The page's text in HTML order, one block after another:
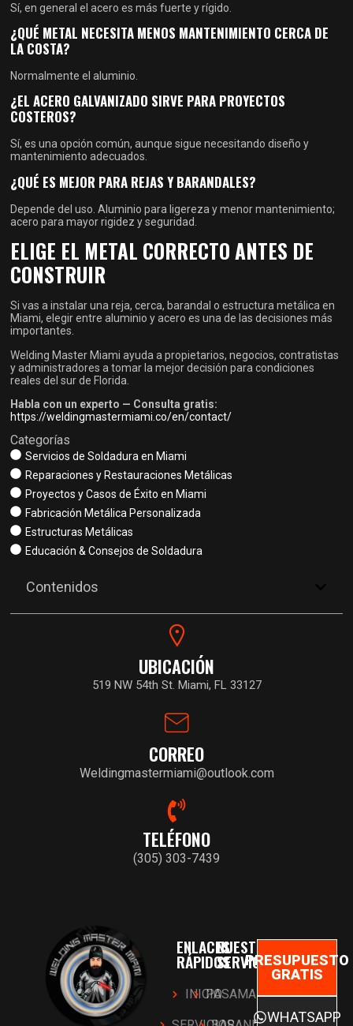
Categorías
Servicios de Soldadura en Miami
Reparaciones y Restauraciones Metálicas
Proyectos y Casos de Éxito en Miami
Fabricación Metálica Personalizada
Estructuras Metálicas
Educación & Consejos de Soldadura
Contenidos
Sí, en general el acero es más fuerte y rígido.
¿QUÉ METAL NECESITA MENOS MANTENIMIENTO CERCA DE
LA COSTA?
Normalmente el aluminio.
¿EL ACERO GALVANIZADO SIRVE PARA PROYECTOS
COSTEROS?
Sí, es una opción común, aunque sigue necesitando diseño y
mantenimiento adecuados.
¿QUÉ ES MEJOR PARA REJAS Y BARANDALES?
Depende del uso. Aluminio para ligereza y menor mantenimiento;
acero para mayor rigidez y seguridad.
ELIGE EL METAL CORRECTO ANTES DE
CONSTRUIR
Si vas a instalar una reja, cerca, barandal o estructura metálica en
Miami, elegir entre aluminio y acero es una de las decisiones más
importantes.
Welding Master Miami ayuda a propietarios, negocios, contratistas
y administradores a tomar la mejor decisión para condiciones
reales del sur de Florida.
Habla con un experto — Consulta gratis:
https://weldingmastermiami.co/en/contact/
UBICACIÓN
519 NW 54th St. Miami, FL 33127
CORREO
Weldingmastermiami@outlook.com
TELÉFONO
(305) 303-7439
ENLACES
RÁPIDOS
INICIO
NUESTROS
SERVICIOS
PASAMANOS
PRESUPUESTO
GRATIS
WHATSAPP